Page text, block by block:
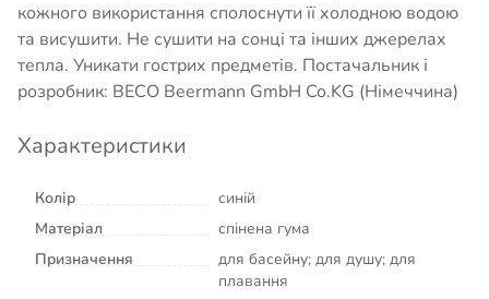
кожного використання сполоснути її холодною водою
та висушити. Не сушити на сонці та інших джерелах
тепла. Уникати гострих предметів. Постачальник і
розробник: BECO Beermann GmbH Co.KG (Німеччина)
Характеристики
Колір
синій
Матеріал
спінена гума
Призначення
для басейну; для душу; для
плавання